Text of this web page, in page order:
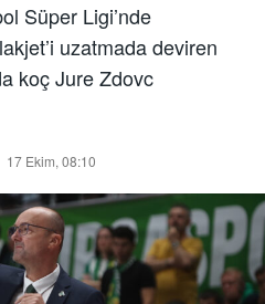
Süper Ligi’nde
uzatmada deviren
koç Jure Zdovc
17 Ekim, 08:10